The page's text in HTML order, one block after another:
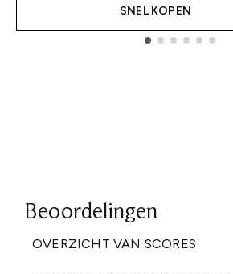
SNEL KOPEN